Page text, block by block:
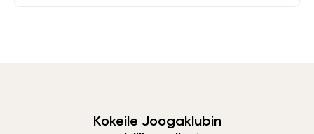
Kokeile Joogaklubin